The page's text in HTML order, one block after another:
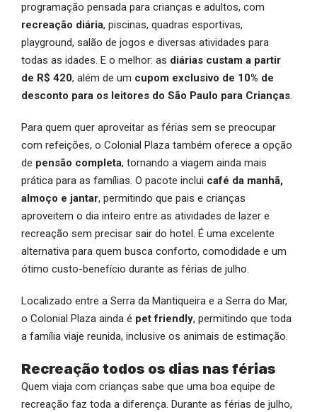
programação pensada para crianças e adultos, com
recreação diária, piscinas, quadras esportivas,
playground, salão de jogos e diversas atividades para
todas as idades. E o melhor: as diárias custam a partir
de R$ 420, além de um cupom exclusivo de 10% de
desconto para os leitores do São Paulo para Crianças.
Para quem quer aproveitar as férias sem se preocupar
com refeições, o Colonial Plaza também oferece a opção
de pensão completa, tornando a viagem ainda mais
prática para as famílias. O pacote inclui café da manhã,
almoço e jantar, permitindo que pais e crianças
aproveitem o dia inteiro entre as atividades de lazer e
recreação sem precisar sair do hotel. É uma excelente
alternativa para quem busca conforto, comodidade e um
ótimo custo-benefício durante as férias de julho.
Localizado entre a Serra da Mantiqueira e a Serra do Mar,
o Colonial Plaza ainda é pet friendly, permitindo que toda
a família viaje reunida, inclusive os animais de estimação.
Recreação todos os dias nas férias
Quem viaja com crianças sabe que uma boa equipe de
recreação faz toda a diferença. Durante as férias de julho,